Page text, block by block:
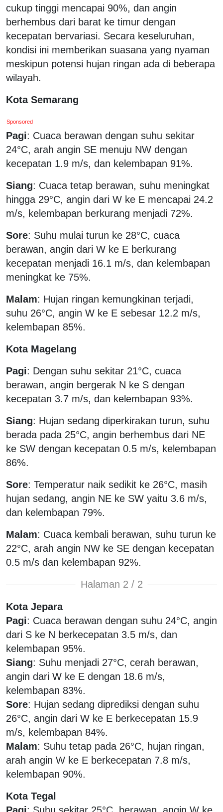
cukup tinggi mencapai 90%, dan angin
berhembus dari barat ke timur dengan
kecepatan bervariasi. Secara keseluruhan,
kondisi ini memberikan suasana yang nyaman
meskipun potensi hujan ringan ada di beberapa
wilayah.
Kota Semarang
Sponsored
Pagi: Cuaca berawan dengan suhu sekitar
24°C, arah angin SE menuju NW dengan
kecepatan 1.9 m/s, dan kelembapan 91%.
Siang: Cuaca tetap berawan, suhu meningkat
hingga 29°C, angin dari W ke E mencapai 24.2
m/s, kelembapan berkurang menjadi 72%.
Sore: Suhu mulai turun ke 28°C, cuaca
berawan, angin dari W ke E berkurang
kecepatan menjadi 16.1 m/s, dan kelembapan
meningkat ke 75%.
Malam: Hujan ringan kemungkinan terjadi,
suhu 26°C, angin W ke E sebesar 12.2 m/s,
kelembapan 85%.
Kota Magelang
Pagi: Dengan suhu sekitar 21°C, cuaca
berawan, angin bergerak N ke S dengan
kecepatan 3.7 m/s, dan kelembapan 93%.
Siang: Hujan sedang diperkirakan turun, suhu
berada pada 25°C, angin berhembus dari NE
ke SW dengan kecepatan 0.5 m/s, kelembapan
86%.
Sore: Temperatur naik sedikit ke 26°C, masih
hujan sedang, angin NE ke SW yaitu 3.6 m/s,
dan kelembapan 79%.
Malam: Cuaca kembali berawan, suhu turun ke
22°C, arah angin NW ke SE dengan kecepatan
0.5 m/s dan kelembapan 92%.
Halaman 2 / 2
Kota Jepara
Pagi: Cuaca berawan dengan suhu 24°C, angin
dari S ke N berkecepatan 3.5 m/s, dan
kelembapan 95%.
Siang: Suhu menjadi 27°C, cerah berawan,
angin dari W ke E dengan 18.6 m/s,
kelembapan 83%.
Sore: Hujan sedang diprediksi dengan suhu
26°C, angin dari W ke E berkecepatan 15.9
m/s, kelembapan 84%.
Malam: Suhu tetap pada 26°C, hujan ringan,
arah angin W ke E berkecepatan 7.8 m/s,
kelembapan 90%.
Kota Tegal